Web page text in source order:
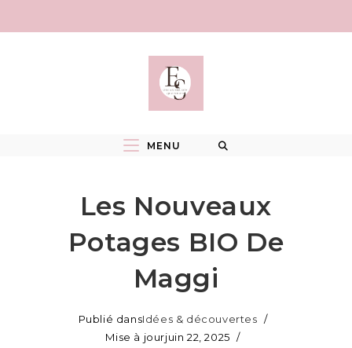
MENU
Les Nouveaux
Potages BIO De
Maggi
Publié dansIdées & découvertes
Mise à jourjuin 22, 2025